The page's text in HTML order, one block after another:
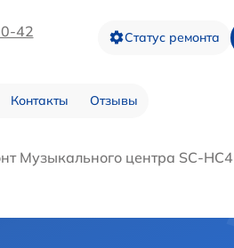
42 Статус ремонта
Контакты Отзывы
Музыкального центра SC-